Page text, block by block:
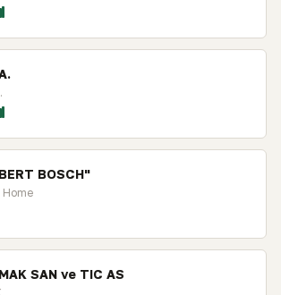
BOSCH"
Home
SAN ve TIC AS